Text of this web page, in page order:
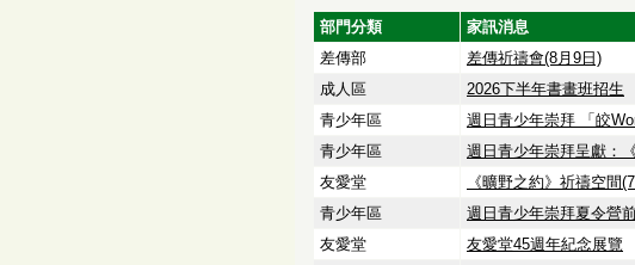
部門分類 家訊消息
差傳部
差傳祈禱會(8月9日)
成人區
2026下半年書畫班招生
青少年區
週日青少年崇拜 「皎
青少年區
週日青少年崇拜呈獻：
友愛堂
《曠野之約》祈禱空間
青少年區
週日青少年崇拜夏令營
友愛堂
友愛堂45週年紀念展覽